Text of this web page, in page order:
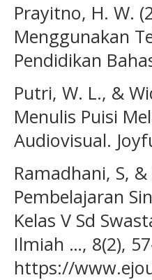
Prayitno, H. W.
Menggunakan
Pendidikan
Putri, W. L., &
Menulis Puisi
Audiovisual.
Ramadhani, S,
Pembelajaran
Kelas V Sd
Ilmiah …, 8(2),
https://